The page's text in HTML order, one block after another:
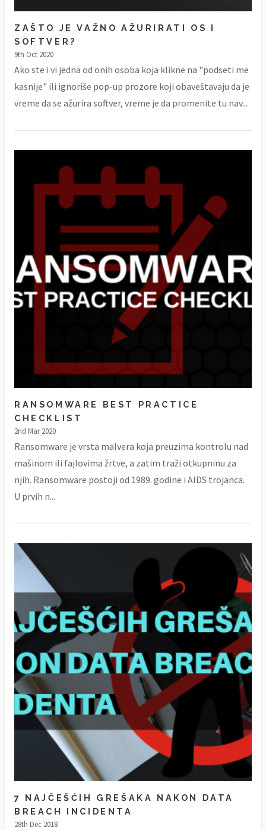
ZAŠTO JE VAŽNO AŽURIRATI OS I
SOFTVER?
9th Oct 2020
Ako ste i vi jedna od onih osoba koja klikne na "podseti me
kasnije" ili ignoriše pop-up prozore koji obaveštavaju da je
vreme da se ažurira softver, vreme je da promenite tu nav...
RANSOMWARE BEST PRACTICE
CHECKLIST
2nd Mar 2020
Ransomware je vrsta malvera koja preuzima kontrolu nad
mašinom ili fajlovima žrtve, a zatim traži otkupninu za
njih. Ransomware postoji od 1989. godine i AIDS trojanca.
U prvih n...
7 NAJČEŠĆIH GREŠAKA NAKON DATA
BREACH INCIDENTA
28th Dec 2018